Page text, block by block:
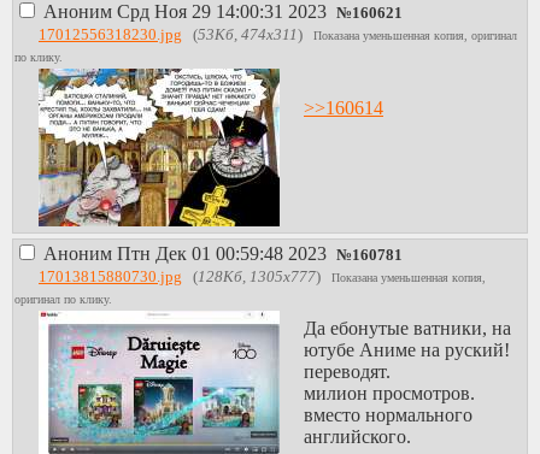
Аноним Срд Ноя 29 14:00:31 2023 №160621
17012556318230.jpg (53Кб, 474x311)
Показана уменьшенная копия, оригинал
по клику.
>>160614
Аноним Птн Дек 01 00:59:48 2023 №160781
17013815880730.jpg (128Кб, 1305x777)
Показана уменьшенная копия,
оригинал по клику.
Да ебонутые ватники, на
ютубе Аниме на руский!
переводят.
милион просмотров.
вместо нормального
английского.